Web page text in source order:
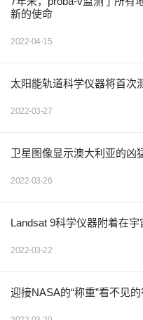
新的使命
2022-04-15
太阳能轨道科学仪器将首次
2022-03-27
卫星图像显示澳大利亚的凶
2022-03-26
Landsat 9科学仪器附着在
2022-03-22
迎接NASA的“称重”看不见